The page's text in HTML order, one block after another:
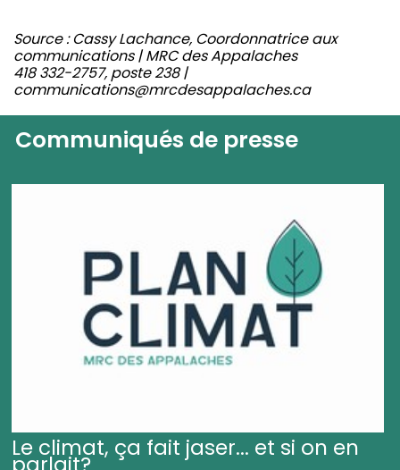
Source : Cassy Lachance, Coordonnatrice aux
communications | MRC des Appalaches
418 332-2757, poste 238 |
communications@mrcdesappalaches.ca
Communiqués de presse
Le climat, ça fait jaser... et si on en